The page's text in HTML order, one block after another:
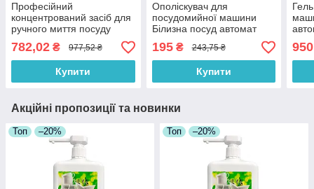
Професійний
концентрований засіб для
ручного миття посуду
Onclean 5 л від Бланідас
782,02 ₴ 977,52 ₴
Купити
Ополіскувач для
посудомийної машини
Білизна посуд автомат
1000 мл
195₴ 243,75 ₴
Купити
950
Акційні пропозиції та новинки
Топ –20% Топ –20%